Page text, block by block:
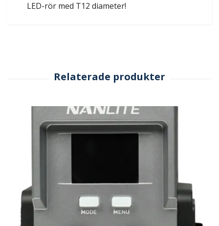
LED-rör med T12 diameter!